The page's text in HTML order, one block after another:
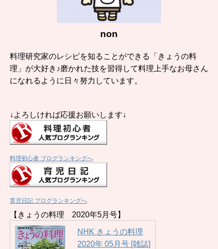
non
料理研究家のレシピを知ることができる「きょうの料
理」が大好き♪磨かれた技を習得して料理上手なお母さん
になれるように日々努力しています。
↓よろしければ応援お願いします↓
料理初心者 ブログランキングへ
育児日記 ブログランキングへ
【きょうの料理 2020年5月号】
NHK きょうの料理
2020年 05月号 [雑誌]